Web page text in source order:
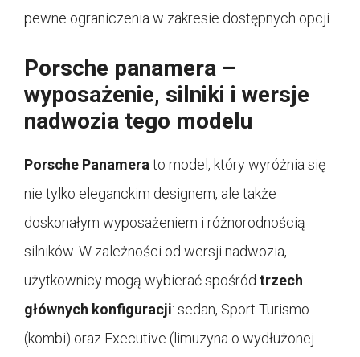
pewne ograniczenia w zakresie dostępnych opcji.
Porsche panamera –
wyposażenie, silniki i wersje
nadwozia tego modelu
Porsche Panamera to model, który wyróżnia się
nie tylko eleganckim designem, ale także
doskonałym wyposażeniem i różnorodnością
silników. W zależności od wersji nadwozia,
użytkownicy mogą wybierać spośród trzech
głównych konfiguracji: sedan, Sport Turismo
(kombi) oraz Executive (limuzyna o wydłużonej